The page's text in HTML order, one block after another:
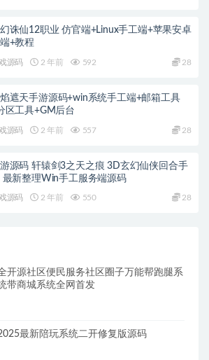
诛仙12职业 仿官端+Linux手工端+苹果安卓
+教程
源码 2 年前 592 28
遮天手游源码+win系统手工端+邮箱工具
区工具+GM后台
源码 2 年前 557 28
源码 轩辕剑3之天之痕 3D玄幻仙侠回合手
最新整理Win手工服务端源码
源码 2 年前 550 28
开源社区便民服务社区圈子万能帮跑腿系
带商城系统全网首发
最新陪玩系统二开修复版源码